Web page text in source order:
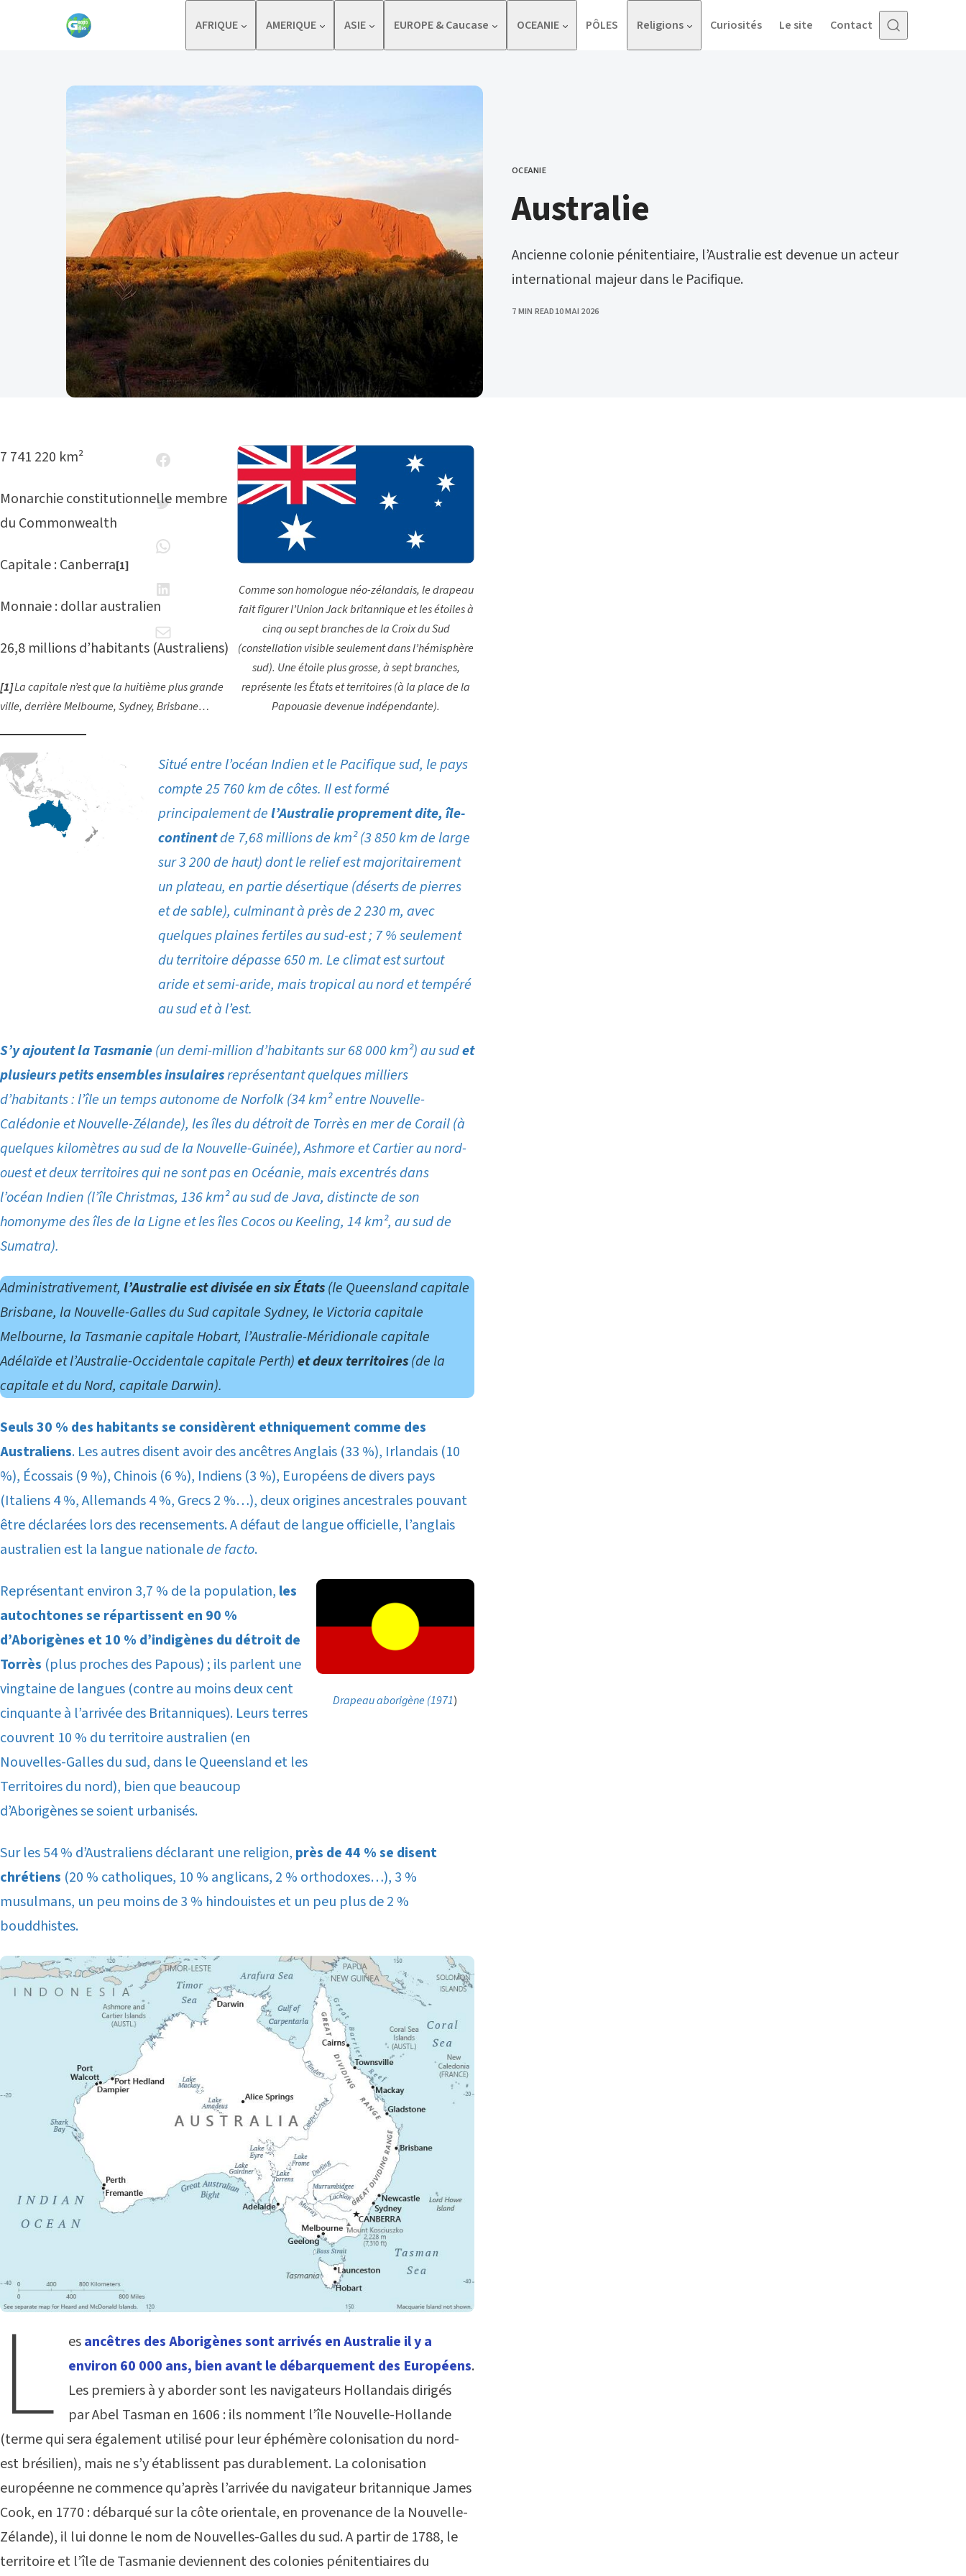
Skip to content
AFRIQUE AMERIQUE ASIE EUROPE & Caucase OCEANIE PÔLES Religions Curiosités Le site Contact
CATEGORY
OCEANIE
Australie
Ancienne colonie pénitentiaire, l’Australie est devenue un acteur
international majeur dans le Pacifique.
7 MIN READPUBLISHED
10 MAI 2026
7 741 220 km²
Monarchie constitutionnelle membre
du Commonwealth
Capitale : Canberra[1]
Monnaie : dollar australien
26,8 millions d’habitants (Australiens)
[1]La capitale n’est que la huitième plus grande
ville, derrière Melbourne, Sydney, Brisbane…
Comme son homologue néo-zélandais, le drapeau
fait figurer l’Union Jack britannique et les étoiles à
cinq ou sept branches de la Croix du Sud
(constellation visible seulement dans l’hémisphère
sud). Une étoile plus grosse, à sept branches,
représente les États et territoires (à la place de la
Papouasie devenue indépendante).
Situé entre l’océan Indien et le Pacifique sud, le pays
compte 25 760 km de côtes. Il est formé
principalement del’Australie proprement dite, île-
continentde 7,68 millions de km² (3 850 km de large
sur 3 200 de haut) dont le relief est majoritairement
un plateau, en partie désertique (déserts de pierres
et de sable), culminant à près de 2 230 m, avec
quelques plaines fertiles au sud-est ; 7 % seulement
du territoire dépasse 650 m. Le climat est surtout
aride et semi-aride, mais tropical au nord et tempéré
au sud et à l’est.
S’y ajoutent la Tasmanie(un demi-million d’habitants sur 68 000 km²) au sudet
plusieurs petits ensembles insulairesreprésentant quelques milliers
d’habitants : l’île un temps autonome de Norfolk(34 km² entre Nouvelle-
Calédonie et Nouvelle-Zélande), les îles du détroit de Torrès en mer de Corail (à
quelques kilomètres au sud de la Nouvelle-Guinée), Ashmore et Cartier au nord-
ouest et deux territoires qui ne sont pas en Océanie, mais excentrés dans
l’océan Indien (l’île Christmas, 136 km² au sud de Java, distincte de son
homonyme des îles de la Ligne et les îles Cocos ou Keeling, 14 km², au sud de
Sumatra).
Administrativement, l’Australie est divisée en six États(le Queensland capitale
Brisbane, la Nouvelle-Galles du Sud capitale Sydney, le Victoria capitale
Melbourne, la Tasmanie capitale Hobart, l’Australie-Méridionale capitale
Adélaïde et l’Australie-Occidentale capitale Perth)et deux territoires(de la
capitale et du Nord, capitale Darwin).
Seuls 30 % des habitants se considèrent ethniquement comme des
Australiens. Les autres disent avoir des ancêtres Anglais (33 %), Irlandais (10
%), Écossais (9 %), Chinois (6 %), Indiens (3 %), Européens de divers pays
(Italiens 4 %, Allemands 4 %, Grecs 2 %…), deux origines ancestrales pouvant
être déclarées lors des recensements. A défaut de langue officielle, l’anglais
australien est la langue nationalede facto.
Représentant environ 3,7 % de la population, les
autochtonesse répartissent en 90 %
d’Aborigènes et 10 % d’indigènes du détroit de
Torrès (plus proches des Papous) ; ils parlent une
vingtaine de langues (contre au moins deux cent
cinquante à l’arrivée des Britanniques). Leurs terres
couvrent 10 % du territoire australien (en
Nouvelles-Galles du sud, dans le Queensland et les
Territoires du nord), bien que beaucoup
d’Aborigènes se soient urbanisés.
Drapeau aborigène (1971)
Sur les 54 % d’Australiens déclarant une religion, près de 44 % se disent
chrétiens (20 % catholiques, 10 % anglicans, 2 % orthodoxes…), 3 %
musulmans, un peu moins de 3 % hindouistes et un peu plus de 2 %
bouddhistes.
L esancêtres des Aborigènes sont arrivés en Australie il y a
environ 60 000 ans, bien avant le débarquement des Européens.
Les premiers à y aborder sont les navigateurs Hollandais dirigés
par Abel Tasman en 1606 : ils nomment l’île Nouvelle-Hollande
(terme qui sera également utilisé pour leur éphémère colonisation du nord-
est brésilien), mais ne s’y établissent pas durablement. La colonisation
européenne ne commence qu’après l’arrivée du navigateur britannique James
Cook, en 1770 : débarqué sur la côte orientale, en provenance de la Nouvelle-
Zélande), il lui donne le nom de Nouvelles-Galles du sud. A partir de 1788, le
territoire et l’île de Tasmanie deviennent des colonies pénitentiaires du